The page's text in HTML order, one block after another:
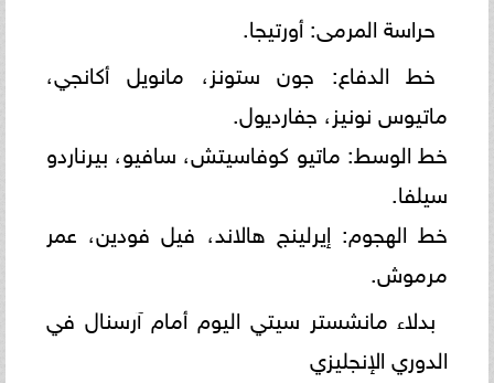
حراسة المرمى: أورتيجا.
خط الدفاع: جون ستونز، مانويل أكانجي،
ماتيوس نونيز، جفارديول.
خط الوسط: ماتيو كوفاسيتش، سافيو، بيرناردو
سيلفا.
خط الهجوم: إيرلينج هالاند، فيل فودين، عمر
مرموش.
بدلاء مانشستر سيتي اليوم أمام آرسنال في
الدوري الإنجليزي